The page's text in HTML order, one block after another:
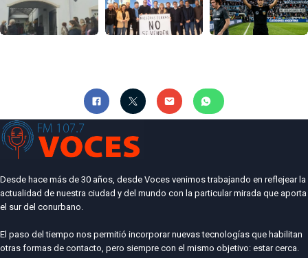
Desde hace más de 30 años, desde Voces venimos trabajando en reflejear la
actualidad de nuestra ciudad y del mundo con la particular mirada que aporta
el sur del conurbano.
El paso del tiempo nos permitió incorporar nuevas tecnologías que habilitan
otras formas de contacto, pero siempre con el mismo objetivo: estar cerca.